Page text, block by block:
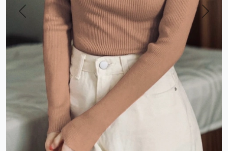
Previous Next